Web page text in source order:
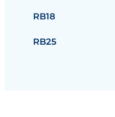
RB18
RB25